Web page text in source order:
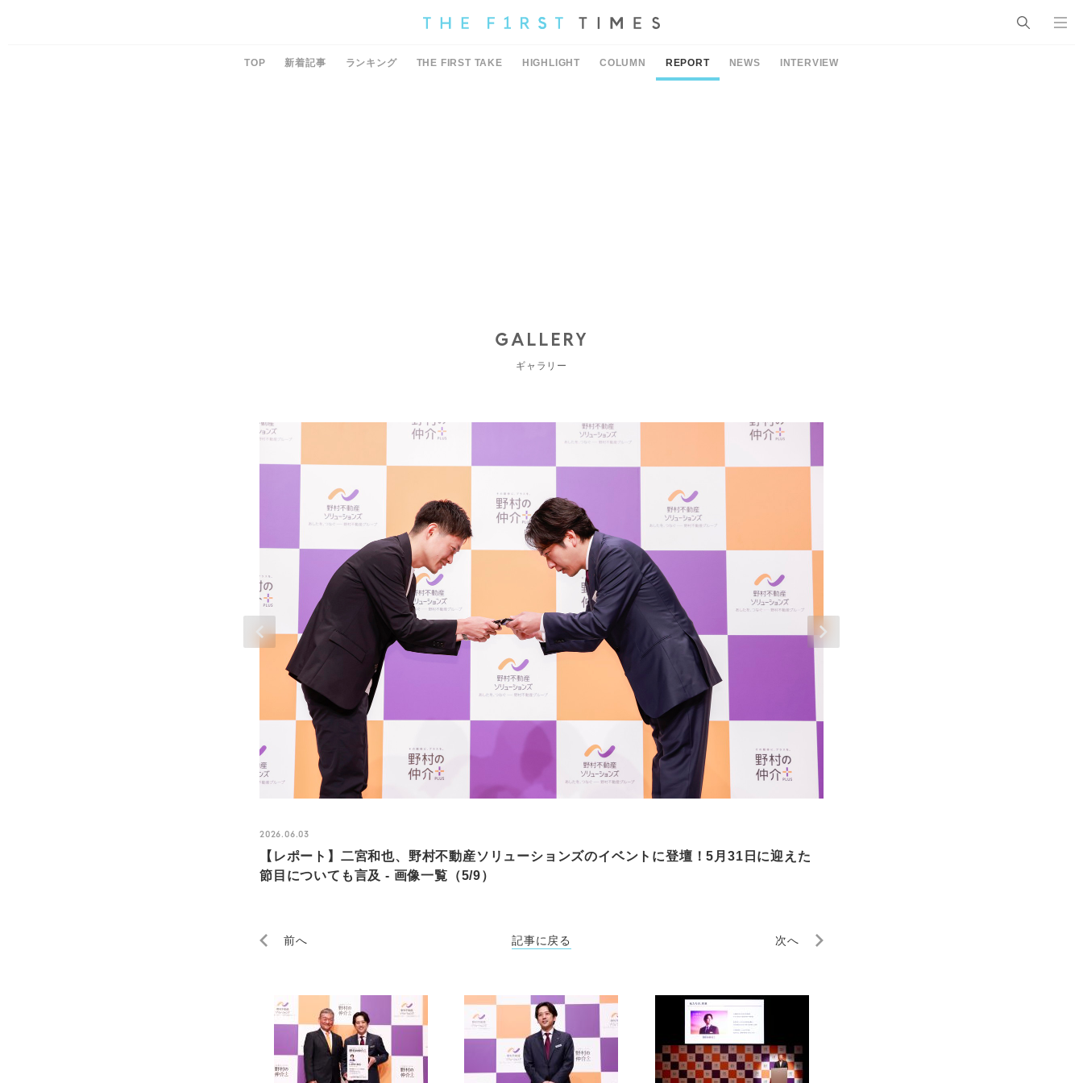
TOP 新着記事 ランキング THE FIRST TAKE HIGHLIGHT COLUMN REPORT NEWS INTERVIEW
GALLERY
ギャラリー
2026.06.03
【レポート】二宮和也、野村不動産ソリューションズのイベントに登壇！5月31日に迎えた
節目についても言及 - 画像一覧（5/9）
前へ 記事に戻る 次へ